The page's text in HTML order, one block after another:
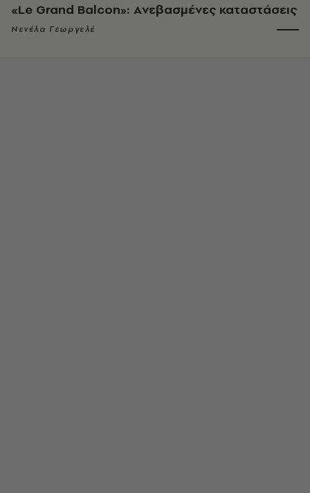
«Le Grand Balcon»: Aνεβασμένες καταστάσεις
Νενέλα Γεωργελέ